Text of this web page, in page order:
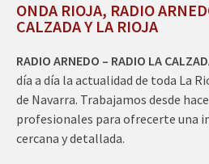
ONDA RIOJA, RADIO
CALZADA Y LA RIOJA
RADIO ARNEDO – RADIO LA
día a día la actualidad de toda La
de Navarra. Trabajamos desde
profesionales para ofrecerte una
cercana y detallada.